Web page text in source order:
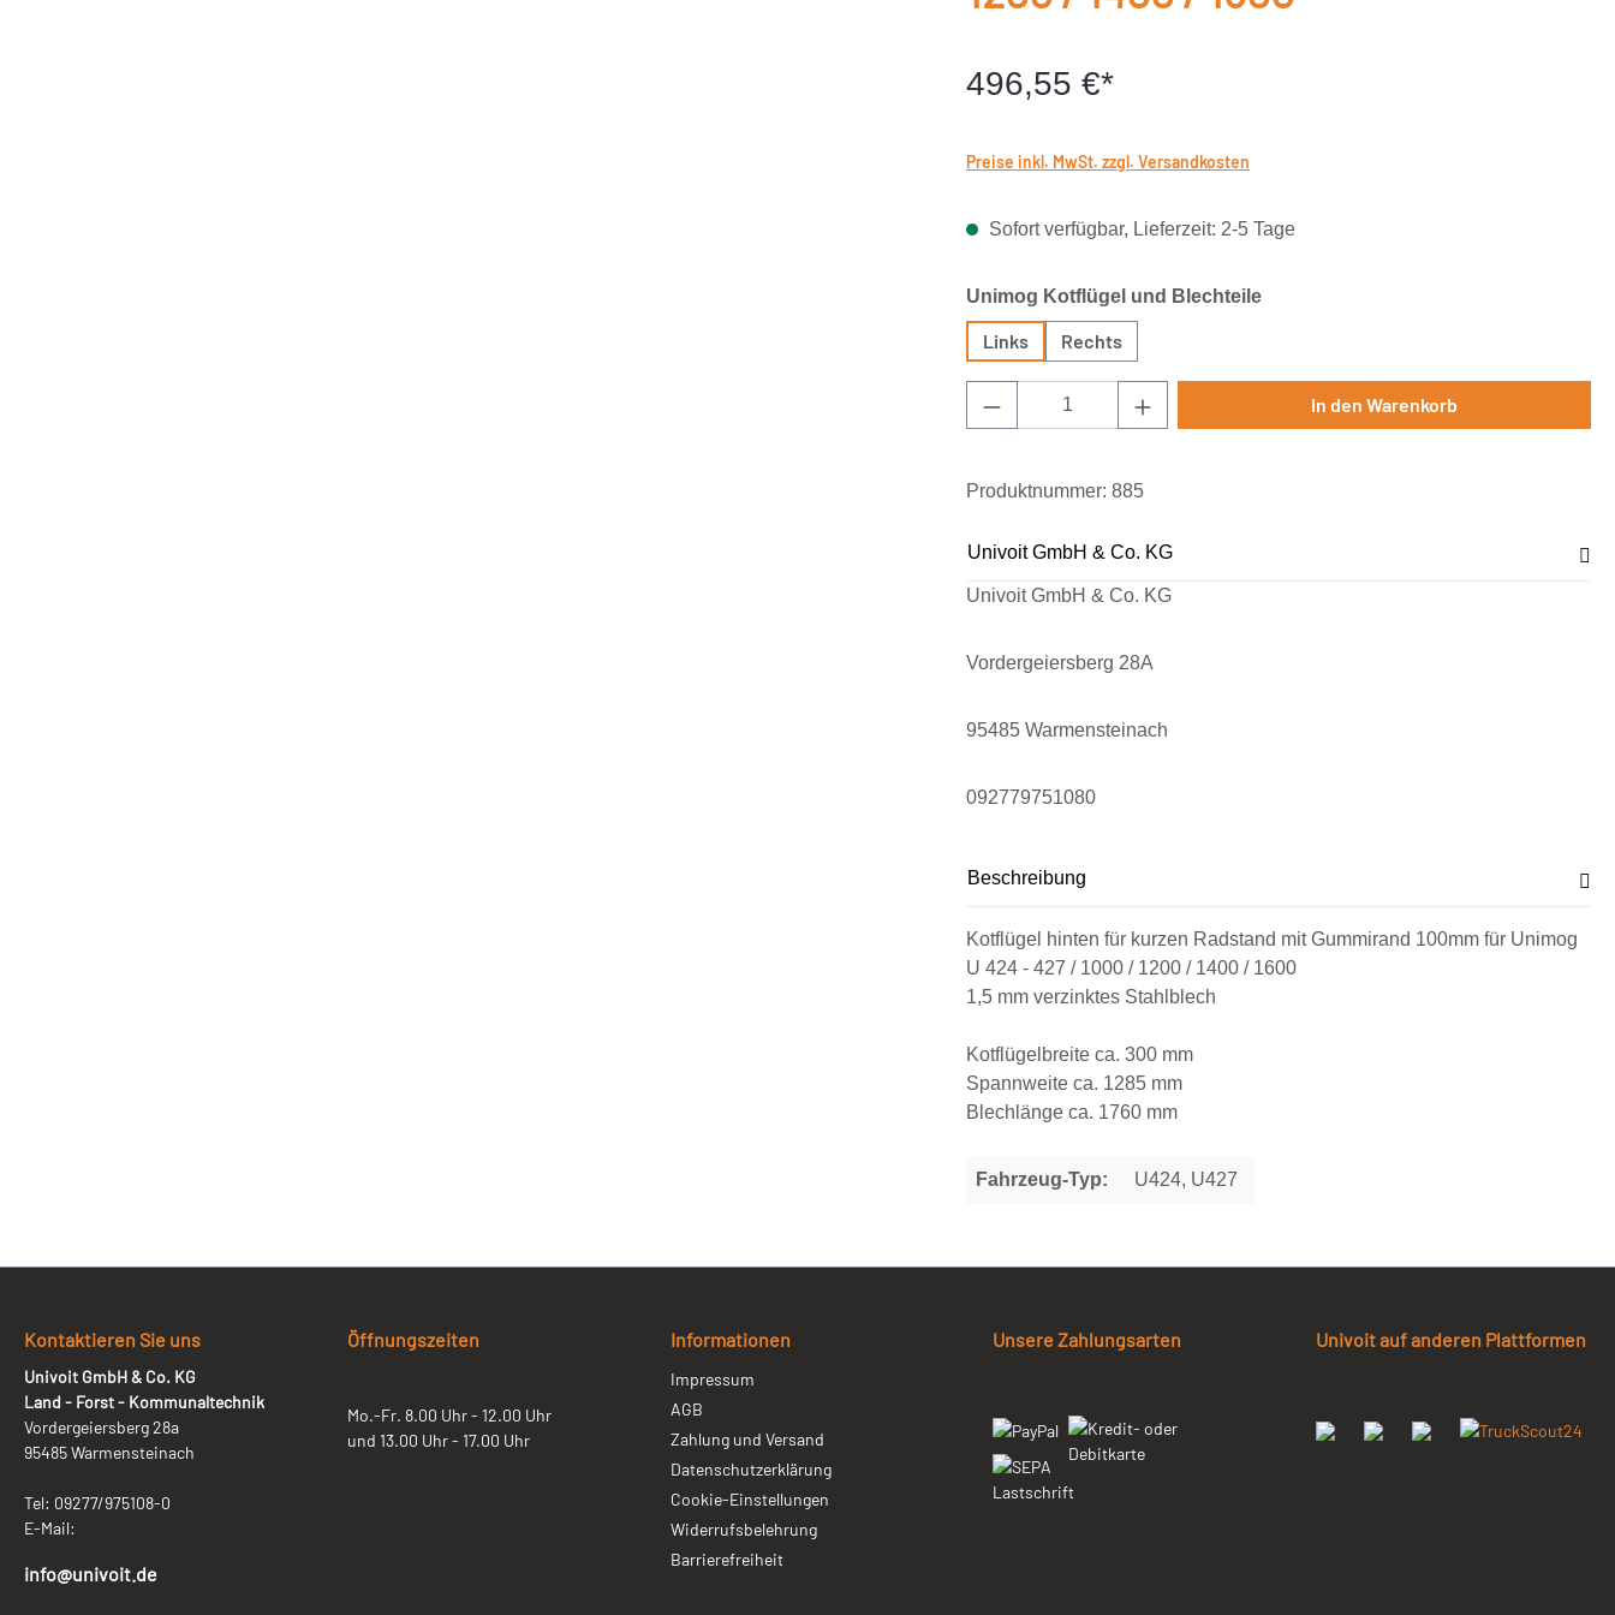
496,55 €*
Preise inkl. MwSt. zzgl. Versandkosten
Sofort verfügbar, Lieferzeit: 2-5 Tage
Unimog Kotflügel und Blechteileauswählen
Links Rechts
Produkt Anzahl: Gib den gewünschten Wert ein
In den Warenkorb
Produktnummer: 885
Univoit GmbH & Co. KG
Univoit GmbH & Co. KG
Vordergeiersberg 28A
95485 Warmensteinach
092779751080
Beschreibung
Kotflügel hinten für kurzen Radstand mit Gummirand 100mm für Unimog
U 424 - 427 / 1000 / 1200 / 1400 / 1600
1,5 mm verzinktes Stahlblech
Kotflügelbreite ca. 300 mm
Spannweite ca. 1285 mm
Blechlänge ca. 1760 mm
Fahrzeug-Typ: U424, U427
Kontaktieren Sie uns
Univoit GmbH & Co. KG
Land - Forst - Kommunaltechnik
Vordergeiersberg 28a
95485 Warmensteinach
Tel: 09277/975108-0
E-Mail:
info@univoit.de
Öffnungszeiten
Mo.-Fr. 8.00 Uhr - 12.00 Uhr
und 13.00 Uhr - 17.00 Uhr
Informationen
Impressum
AGB
Zahlung und Versand
Datenschutzerklärung
Cookie-Einstellungen
Widerrufsbelehrung
Barrierefreiheit
Unsere Zahlungsarten Univoit auf anderen Plattformen